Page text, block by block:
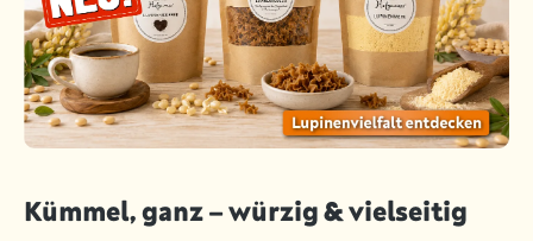
Kümmel, ganz – würzig & vielseitig